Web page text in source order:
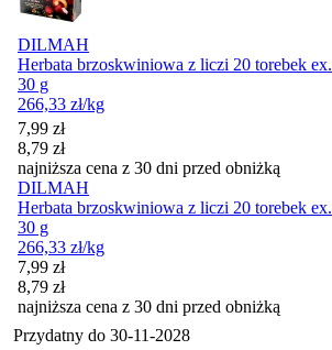
DILMAH
Herbata brzoskwiniowa z liczi 20 torebek ex.
30 g
266,33 zł/kg
Cena promocyjna
7,99 zł
8,79 zł
najniższa cena z 30 dni przed obniżką
DILMAH
Herbata brzoskwiniowa z liczi 20 torebek ex.
30 g
266,33 zł/kg
Cena promocyjna
7,99 zł
8,79 zł
najniższa cena z 30 dni przed obniżką
Przydatny do 30-11-2028